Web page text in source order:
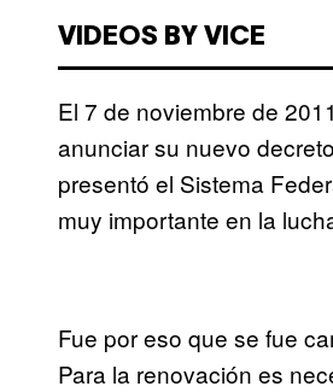
VIDEOS BY VICE
El 7 de noviembre de
anunciar su nuevo
presentó el Sistema
muy importante en la
Fue por eso que se fue
Para la renovación es